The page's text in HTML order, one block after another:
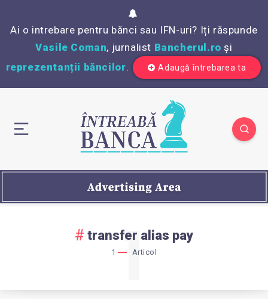
Ai o intrebare pentru bănci sau IFN-uri? Iți răspunde
Vasile Coman, jurnalist Bancherul.ro și
reprezentanții băncilor. Adaugă întrebarea ta
transfer alias pay
1 Articol
1